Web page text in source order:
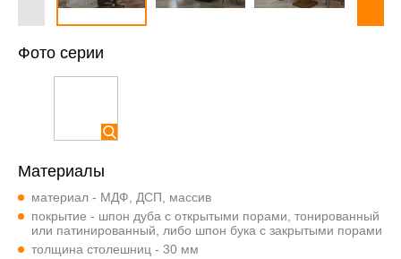
Фото серии
Материалы
материал - МДФ, ДСП, массив
покрытие - шпон дуба с открытыми порами, тонированный
или патинированный, либо шпон бука с закрытыми порами
толщина столешниц - 30 мм